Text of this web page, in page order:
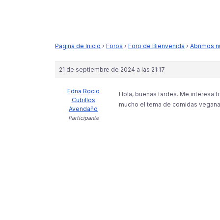
Pagina de Inicio › Foros › Foro de Bienvenida › Abrimos
21 de septiembre de 2024 a las 21:17
Edna Rocio
Cubillos
Avendaño
Participante
Hola, buenas tardes. Me interesa
mucho el tema de comidas